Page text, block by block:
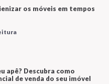
os móveis em tempos
apê? Descubra como
de venda do seu imóvel